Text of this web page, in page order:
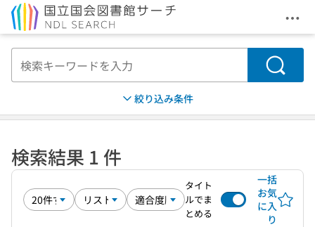
メ
検索
絞り込み条件
検索結果 1 件
タイト
ルでま
とめる
一括
お気
に入
り